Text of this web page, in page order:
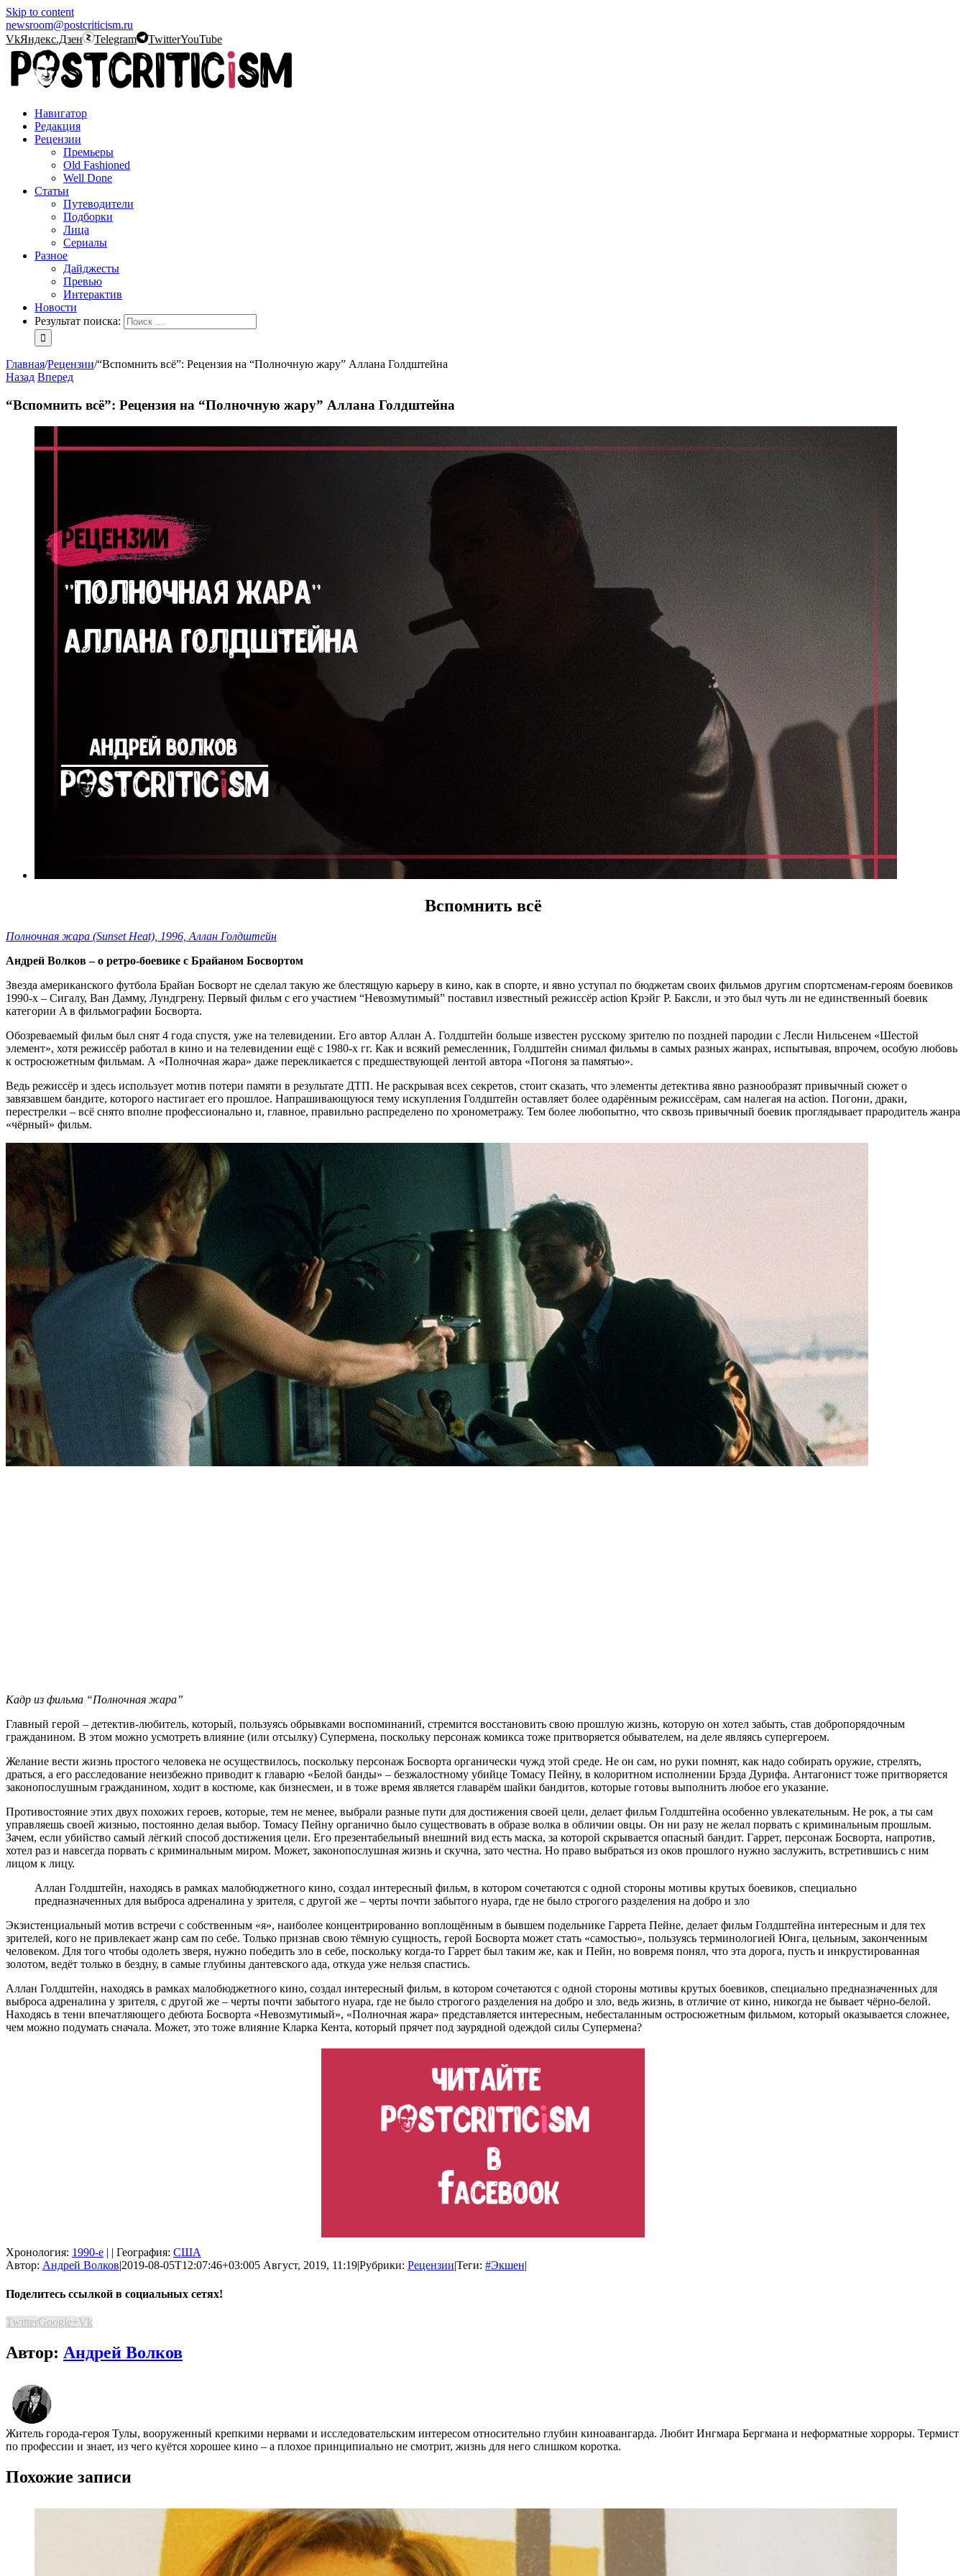
Skip to content
newsroom@postcriticism.ru
VkЯндекс.Дзен Telegram TwitterYouTube
Навигатор
Редакция
Рецензии
Премьеры
Old Fashioned
Well Done
Статьи
Путеводители
Подборки
Лица
Сериалы
Разное
Дайджесты
Превью
Интерактив
Новости
Результат поиска:
Главная/Рецензии/“Вспомнить всё”: Рецензия на “Полночную жару” Аллана Голдштейна
Назад Вперед
“Вспомнить всё”: Рецензия на “Полночную жару” Аллана Голдштейна
Вспомнить всё
Полночная жара (Sunset Heat), 1996, Аллан Голдштейн
Андрей Волков – о ретро-боевике с Брайаном Босвортом
Звезда американского футбола Брайан Босворт не сделал такую же блестящую карьеру в кино, как в спорте, и явно уступал по бюджетам своих фильмов другим спортсменам-героям боевиков
1990-х – Сигалу, Ван Дамму, Лундгрену. Первый фильм с его участием “Невозмутимый” поставил известный режиссёр action Крэйг Р. Баксли, и это был чуть ли не единственный боевик
категории A в фильмографии Босворта.
Обозреваемый фильм был снят 4 года спустя, уже на телевидении. Его автор Аллан А. Голдштейн больше известен русскому зрителю по поздней пародии с Лесли Нильсенем «Шестой
элемент», хотя режиссёр работал в кино и на телевидении ещё с 1980-х гг. Как и всякий ремесленник, Голдштейн снимал фильмы в самых разных жанрах, испытывая, впрочем, особую любовь
к остросюжетным фильмам. А «Полночная жара» даже перекликается с предшествующей лентой автора «Погоня за памятью».
Ведь режиссёр и здесь использует мотив потери памяти в результате ДТП. Не раскрывая всех секретов, стоит сказать, что элементы детектива явно разнообразят привычный сюжет о
завязавшем бандите, которого настигает его прошлое. Напрашивающуюся тему искупления Голдштейн оставляет более одарённым режиссёрам, сам налегая на action. Погони, драки,
перестрелки – всё снято вполне профессионально и, главное, правильно распределено по хронометражу. Тем более любопытно, что сквозь привычный боевик проглядывает прародитель жанра
«чёрный» фильм.
Кадр из фильма “Полночная жара”
Главный герой – детектив-любитель, который, пользуясь обрывками воспоминаний, стремится восстановить свою прошлую жизнь, которую он хотел забыть, став добропорядочным
гражданином. В этом можно усмотреть влияние (или отсылку) Супермена, поскольку персонаж комикса тоже притворяется обывателем, на деле являясь супергероем.
Желание вести жизнь простого человека не осуществилось, поскольку персонаж Босворта органически чужд этой среде. Не он сам, но руки помнят, как надо собирать оружие, стрелять,
драться, а его расследование неизбежно приводит к главарю «Белой банды» – безжалостному убийце Томасу Пейну, в колоритном исполнении Брэда Дурифа. Антагонист тоже притворяется
законопослушным гражданином, ходит в костюме, как бизнесмен, и в тоже время является главарём шайки бандитов, которые готовы выполнить любое его указание.
Противостояние этих двух похожих героев, которые, тем не менее, выбрали разные пути для достижения своей цели, делает фильм Голдштейна особенно увлекательным. Не рок, а ты сам
управляешь своей жизнью, постоянно делая выбор. Томасу Пейну органично было существовать в образе волка в обличии овцы. Он ни разу не желал порвать с криминальным прошлым.
Зачем, если убийство самый лёгкий способ достижения цели. Его презентабельный внешний вид есть маска, за которой скрывается опасный бандит. Гаррет, персонаж Босворта, напротив,
хотел раз и навсегда порвать с криминальным миром. Может, законопослушная жизнь и скучна, зато честна. Но право выбраться из оков прошлого нужно заслужить, встретившись с ним
лицом к лицу.
Аллан Голдштейн, находясь в рамках малобюджетного кино, создал интересный фильм, в котором сочетаются с одной стороны мотивы крутых боевиков, специально
предназначенных для выброса адреналина у зрителя, с другой же – черты почти забытого нуара, где не было строгого разделения на добро и зло
Экзистенциальный мотив встречи с собственным «я», наиболее концентрированно воплощённым в бывшем подельнике Гаррета Пейне, делает фильм Голдштейна интересным и для тех
зрителей, кого не привлекает жанр сам по себе. Только признав свою тёмную сущность, герой Босворта может стать «самостью», пользуясь терминологией Юнга, цельным, законченным
человеком. Для того чтобы одолеть зверя, нужно победить зло в себе, поскольку когда-то Гаррет был таким же, как и Пейн, но вовремя понял, что эта дорога, пусть и инкрустированная
золотом, ведёт только в бездну, в самые глубины дантевского ада, откуда уже нельзя спастись.
Аллан Голдштейн, находясь в рамках малобюджетного кино, создал интересный фильм, в котором сочетаются с одной стороны мотивы крутых боевиков, специально предназначенных для
выброса адреналина у зрителя, с другой же – черты почти забытого нуара, где не было строгого разделения на добро и зло, ведь жизнь, в отличие от кино, никогда не бывает чёрно-белой.
Находясь в тени впечатляющего дебюта Босворта «Невозмутимый», «Полночная жара» представляется интересным, небесталанным остросюжетным фильмом, который оказывается сложнее,
чем можно подумать сначала. Может, это тоже влияние Кларка Кента, который прячет под заурядной одеждой силы Супермена?
Хронология: 1990-е | | География: США
Автор: Андрей Волков|2019-08-05T12:07:46+03:005 Август, 2019, 11:19|Рубрики: Рецензии|Теги: #Экшен|
Поделитесь ссылкой в социальных сетях!
TwitterGoogle+Vk
Автор: Андрей Волков
Житель города-героя Тулы, вооруженный крепкими нервами и исследовательским интересом относительно глубин киноавангарда. Любит Ингмара Бергмана и неформатные хорроры. Термист
по профессии и знает, из чего куётся хорошее кино – а плохое принципиально не смотрит, жизнь для него слишком коротка.
Похожие записи